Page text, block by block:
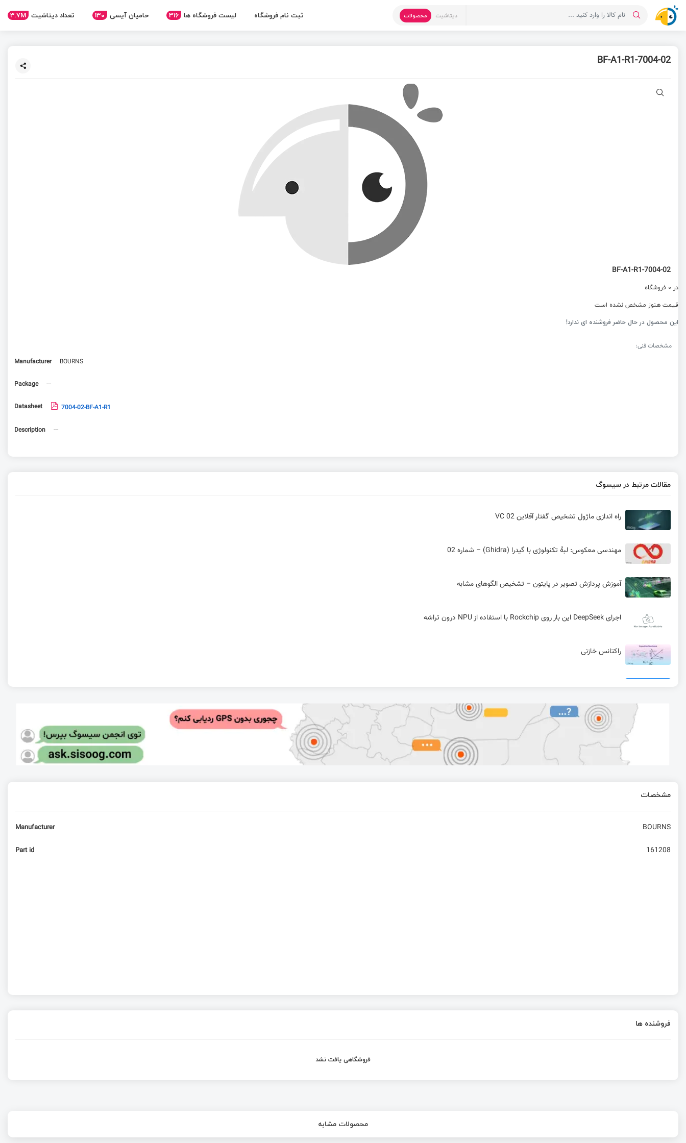
دیتاشیت محصولات ثبت نام فروشگاه لیست فروشگاه ها 316 حامیان آیسی 130 تعداد دیتاشیت 3.7M
7004-02-BF-A1-R1
7004-02-BF-A1-R1
در 0 فروشگاه
قیمت هنوز مشخص نشده است
این محصول در حال حاضر فروشنده ای ندارد!
مشخصات فنی:
Manufacturer
BOURNS
Package ---
Datasheet 7004-02-BF-A1-R1
Description ---
مقالات مرتبط در سیسوگ
راه اندازی ماژول تشخیص گفتار آفلاین VC 02
مهندسی معکوس: لبهٔ تکنولوژی با گیدرا (Ghidra) – شماره 02
آموزش پردازش تصویر در پایتون – تشخیص الگوهای مشابه
اجرای DeepSeek این بار روی Rockchip با استفاده از NPU درون تراشه
راکتانس خازنی
اسیلاتور کریستالی کوارتز
شارژر 12 ولت با آردوینو و LM317
مشخصات
Manufacturer BOURNS
Part id 161208
فروشنده ها
فروشگاهی یافت نشد
محصولات مشابه